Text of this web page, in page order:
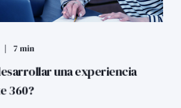
7 min
una experiencia
360?